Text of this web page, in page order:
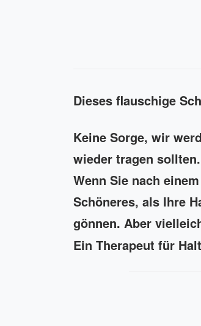
Dieses flauschige
Keine Sorge, wir
wieder tragen
Wenn Sie nach
Schöneres, als Ihre
gönnen. Aber
Ein Therapeut für